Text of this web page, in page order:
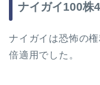
ナイガイ100株
ナイガイは恐怖の
倍適用でした。